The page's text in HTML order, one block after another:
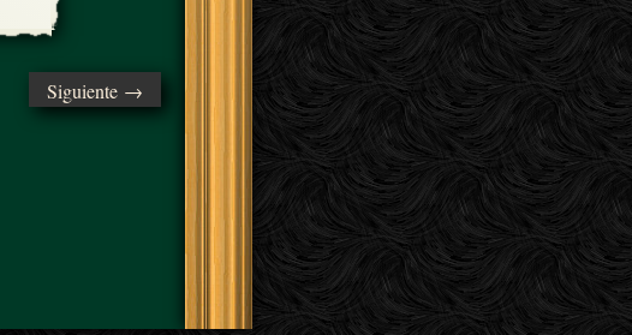
Siguiente →